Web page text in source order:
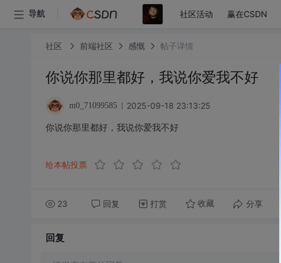
导航 社区活动 赢在CSDN
社区 前端社区 感慨 帖子详情
你说你那里都好，我说你爱我不好
m0_71099585 2025-09-18 23:13:25
你说你那里都好，我说你爱我不好
给本帖投票
23 回复 打赏 收藏 分享
回复